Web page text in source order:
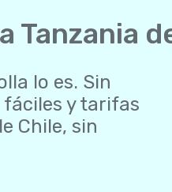
Tanzania
lo es. Sin
fáciles y tarifas
Chile, sin